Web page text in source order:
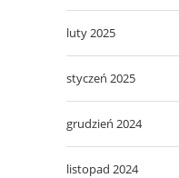
luty 2025
styczeń 2025
grudzień 2024
listopad 2024